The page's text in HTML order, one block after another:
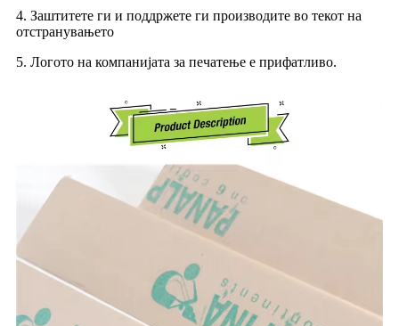
4. Заштитете ги и поддржете ги производите во текот на
отстранувањето
5. Логото на компанијата за печатење е прифатливо.